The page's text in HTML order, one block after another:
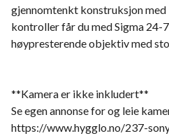
gjennomtenkt konstruksjon
kontroller får du med Sigma
høypresterende objektiv med
**Kamera er ikke inkludert**
Se egen annonse for og leie
https://www.hygglo.no/237-